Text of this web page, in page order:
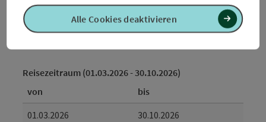
ab Preis
€ 118,00 pro Person
Reisezeitraum (01.03.2026 - 30.10.2026)
von
bis
01.03.2026
30.10.2026
Alle Cookies deaktivieren